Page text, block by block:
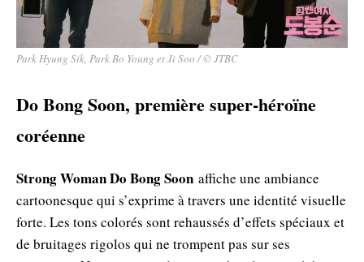
Park Hyung Sik, Park Bo Young et Ji Soo / © JTBC
Do Bong Soon, première super-héroïne
coréenne
Strong Woman Do Bong Soon affiche une ambiance
cartoonesque qui s’exprime à travers une identité visuelle
forte. Les tons colorés sont rehaussés d’effets spéciaux et
de bruitages rigolos qui ne trompent pas sur ses